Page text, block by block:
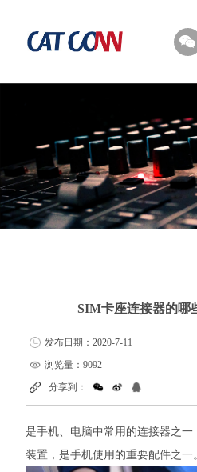
SIM卡座连接器的哪
发布日期：2020-7-11
浏览量：9092
分享到：
是手机、电脑中常用的连接器之一
装置，是手机使用的重要配件之一